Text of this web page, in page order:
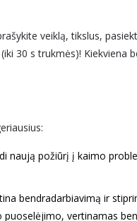
veiklą, tikslus,
30 s trukmės)! Kiekviena
naują požiūrį į kaimo
bendradarbiavimą ir
vertinamas